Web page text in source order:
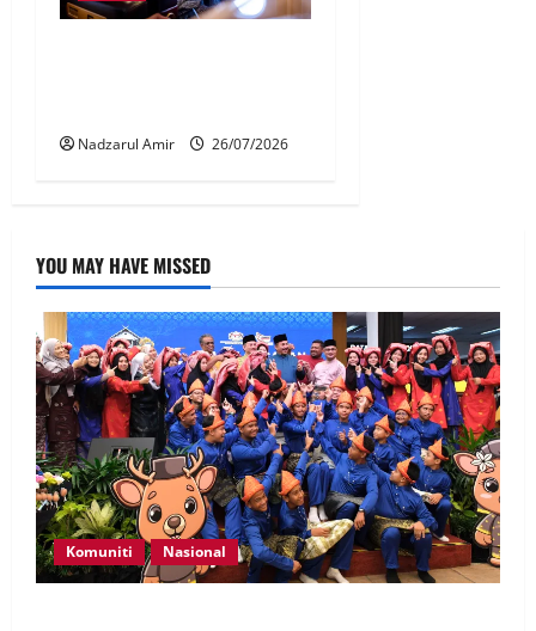
Nadzarul Amir 26/07/2026
YOU MAY HAVE MISSED
Komuniti Nasional